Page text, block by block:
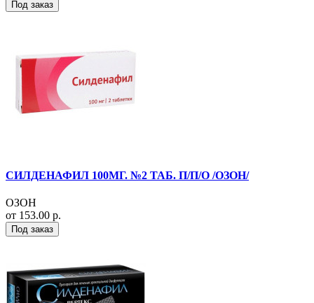
Под заказ
СИЛДЕНАФИЛ 100МГ. №2 ТАБ. П/П/О /ОЗОН/
ОЗОН
от 153.00 р.
Под заказ